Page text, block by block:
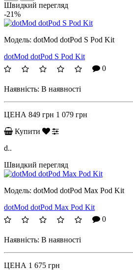
Швидкий перегляд
-21%
Модель: dotMod dotPod S Pod Kit
dotMod dotPod S Pod Kit
0
Наявність: В наявності
ЦЕНА 849 грн 1 079 грн
Купити
d..
Швидкий перегляд
Модель: dotMod dotPod Max Pod Kit
dotMod dotPod Max Pod Kit
0
Наявність: В наявності
ЦЕНА 1 675 грн